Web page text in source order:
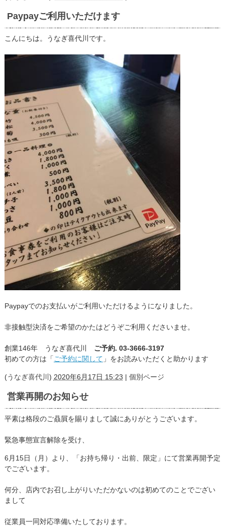
Paypayご利用いただけます
こんにちは。うなぎ喜代川です。
Paypayでのお支払いがご利用いただけるようになりました。
非接触型決済をご希望のかたはどうぞご利用くださいませ。
創業146年 うなぎ喜代川 ご予約. 03-3666-3197
初めての方は「 ご予約に関して 」をお読みいただくと助かります
(うなぎ喜代川 ) 2020年6月17日 15:23 | 個別ページ
営業再開のお知らせ
平素は格段のご贔屓を賜りまして誠にありがとうございます。
緊急事態宣言解除を受け、
6月15日（月）より、「お持ち帰り・出前、限定」にて営業再開予定
でございます。
何分、店内でお召し上がりいただかないのは初めてのことでござい
まして
従業員一同対応準備いたしております。